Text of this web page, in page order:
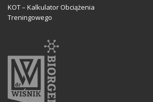
KOT – Kalkulator Obciążenia
Treningowego